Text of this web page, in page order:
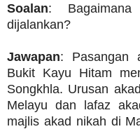
Soalan:
dijalankan?
Jawapan: Pasangan
Bukit Kayu Hitam
Songkhla. Urusan
Melayu dan lafaz
majlis akad nikah di